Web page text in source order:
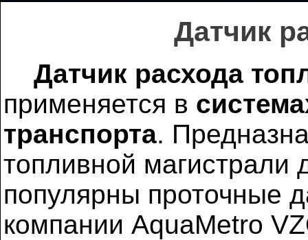
Датчик
Датчик расхода
применяется в
транспорта.
топливной магистрали
популярны проточные
компании AquaMetro